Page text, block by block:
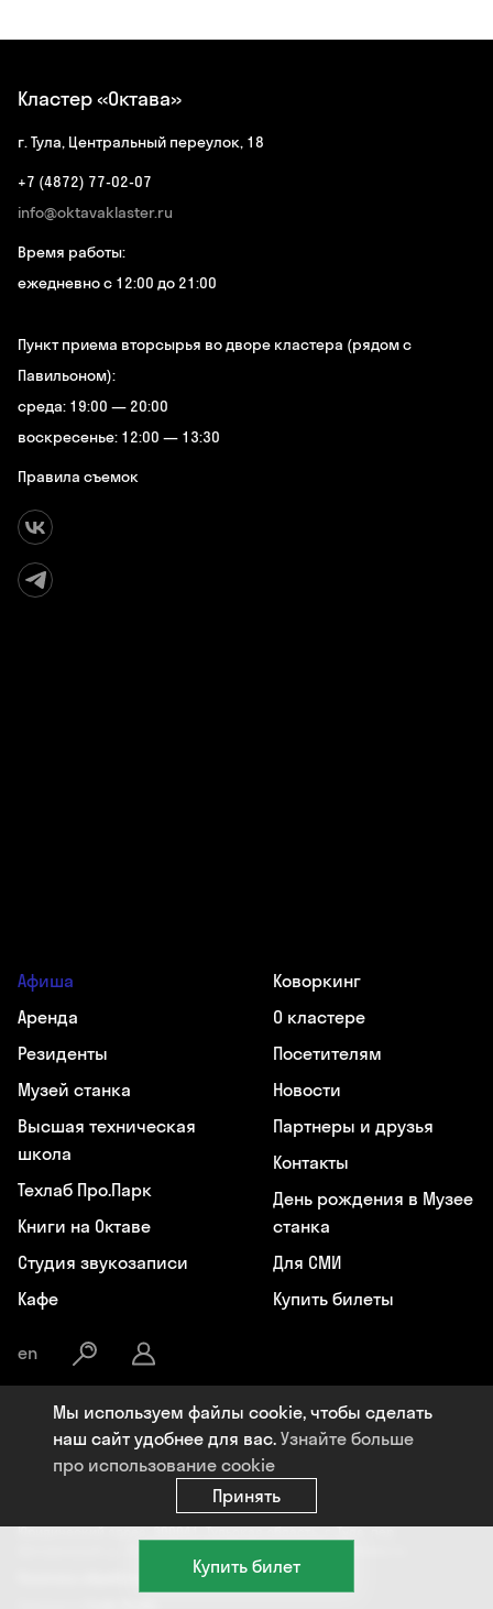
Купить билет
Кластер «Октава»
г. Тула, Центральный переулок, 18
+7 (4872) 77-02-07
info@oktavaklaster.ru
Время работы:
ежедневно с 12:00 до 21:00
Пункт приема вторсырья во дворе кластера (рядом с
Павильоном):
среда: 19:00 — 20:00
воскресенье: 12:00 — 13:30
Правила съемок
Афиша
Аренда
Резиденты
Музей станка
Высшая техническая
школа
Техлаб Про.Парк
Книги на Октаве
Студия звукозаписи
Кафе
Коворкинг
О кластере
Посетителям
Новости
Партнеры и друзья
Контакты
День рождения в Музее
станка
Для СМИ
Купить билеты
en
Общество с ограниченной ответственностью «Октава», ИНН:
7107119964, ОГРН: 1177154009284, Юридический адрес: 300041, РФ,
Тульская область, г. Тула, пер. Центральный, д. 18, +7 (4872) 77-02-07,
ЧУК «Музей станка», ИНН: 7107124241, ОГРН: 1177154030162,
Юридический адрес: 300041, Тульская область, г. Тула, пер.
Политика обработки персональных данных
Мы используем файлы cookie, чтобы сделать
наш сайт удобнее для вас. Узнайте больше
про использование cookie
Принять